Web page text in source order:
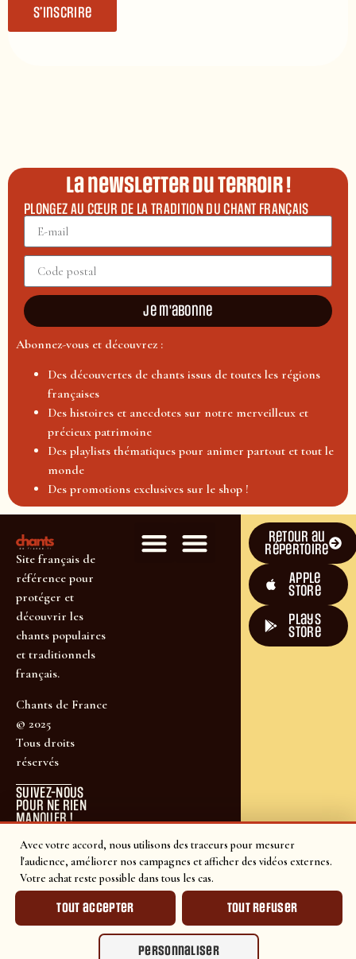
Avec votre accord, nous utilisons des traceurs pour mesurer
l'audience, améliorer nos campagnes et afficher des vidéos externes.
Votre achat reste possible dans tous les cas.
Tout accepter Tout refuser
Personnaliser
S’inscrire
La newsletter du terroir !
PLONGEZ AU CŒUR DE LA TRADITION DU CHANT FRANÇAIS
Je m'abonne
Abonnez-vous et découvrez :
Des découvertes de chants issus de toutes les régions
françaises
Des histoires et anecdotes sur notre merveilleux et
précieux patrimoine
Des playlists thématiques pour animer partout et tout le
monde
Des promotions exclusives sur le shop !
Site français de
référence pour
protéger et
découvrir les
chants populaires
et traditionnels
français.
Chants de France
© 2025
Tous droits
réservés
SUIVEZ-NOUS
POUR NE RIEN
MANQUER !
Retour au
répertoire
Apple
Store
plays
store